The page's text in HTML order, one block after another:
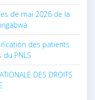
de mai 2026 de la
des patients
PNLS
DES DROITS